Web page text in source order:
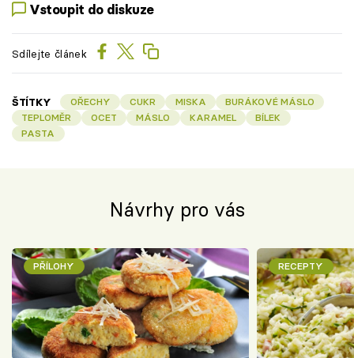
Vstoupit do diskuze
Sdílejte článek
ŠTÍTKY OŘECHY CUKR MISKA
BURÁKOVÉ MÁSLO
TEPLOMĚR
OCET MÁSLO KARAMEL
BÍLEK
PASTA
Návrhy pro vás
PŘÍLOHY RECEPTY